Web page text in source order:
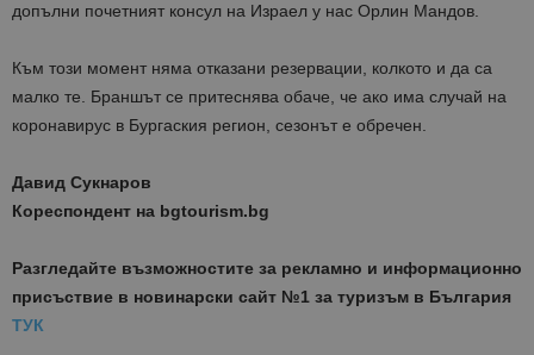
допълни почетният консул на Израел у нас Орлин Мандов.
Към този момент няма отказани резервации, колкото и да са
малко те. Браншът се притеснява обаче, че ако има случай на
коронавирус в Бургаския регион, сезонът е обречен.
Давид Сукнаров
Кореспондент на bgtourism.bg
Разгледайте възможностите за рекламно и информационно
присъствие в новинарски сайт №1 за туризъм в България
ТУК